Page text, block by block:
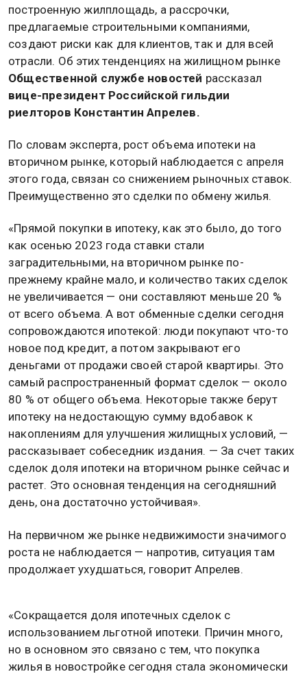
построенную жилплощадь, а рассрочки,
предлагаемые строительными компаниями,
создают риски как для клиентов, так и для всей
отрасли. Об этих тенденциях на жилищном рынке
Общественной службе новостей рассказал
вице-президент Российской гильдии
риелторов Константин Апрелев.
По словам эксперта, рост объема ипотеки на
вторичном рынке, который наблюдается с апреля
этого года, связан со снижением рыночных ставок.
Преимущественно это сделки по обмену жилья.
«Прямой покупки в ипотеку, как это было, до того
как осенью 2023 года ставки стали
заградительными, на вторичном рынке по-
прежнему крайне мало, и количество таких сделок
не увеличивается — они составляют меньше 20 %
от всего объема. А вот обменные сделки сегодня
сопровождаются ипотекой: люди покупают что-то
новое под кредит, а потом закрывают его
деньгами от продажи своей старой квартиры. Это
самый распространенный формат сделок — около
80 % от общего объема. Некоторые также берут
ипотеку на недостающую сумму вдобавок к
накоплениям для улучшения жилищных условий, —
рассказывает собеседник издания. — За счет таких
сделок доля ипотеки на вторичном рынке сейчас и
растет. Это основная тенденция на сегодняшний
день, она достаточно устойчивая».
На первичном же рынке недвижимости значимого
роста не наблюдается — напротив, ситуация там
продолжает ухудшаться, говорит Апрелев.
«Сокращается доля ипотечных сделок с
использованием льготной ипотеки. Причин много,
но в основном это связано с тем, что покупка
жилья в новостройке сегодня стала экономически